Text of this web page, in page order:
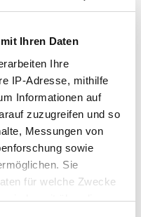
Ihren Daten
Ihre
IP-Adresse, mithilfe
Informationen auf
zuzugreifen und so
Messungen von
sowie
Sie
für welche Zwecke
jederzeit über die
Und zumindest das